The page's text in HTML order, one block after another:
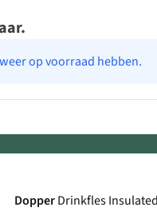
op voorraad hebben.
DopperDrinkfles